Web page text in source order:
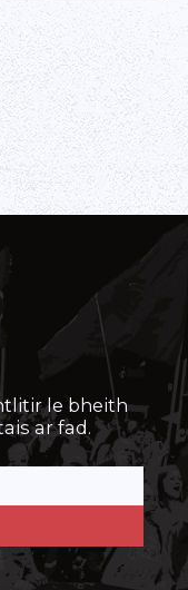
le bheith
ar fad.